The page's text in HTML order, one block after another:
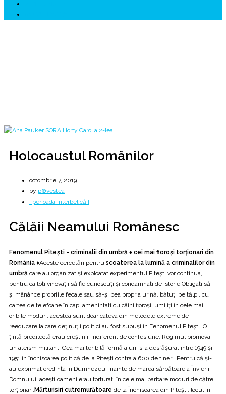
Holocaustul Românilor
octombrie 7, 2019
by p⊕vestea
[ perioada interbelică ]
Călăii Neamului Românesc
Fenomenul Pitești - criminalii din umbră ♦ cei mai fioroşi torţionari din
România ♦Aceste cercetări pentru scoaterea la lumină a criminalilor din
umbră care au organizat şi exploatat experimentul Piteşti vor continua,
pentru ca toţi vinovaţii să fie cunoscuţi şi condamnaţi de istorie.Obligaţi să-
şi mânânce propriile fecale sau să-şi bea propria urină, bătuţi pe tălpi, cu
cartea de telefoane în cap, ameninţaţi cu câini fioroşi, umiliţi în cele mai
oribile moduri, acestea sunt doar câteva din metodele extreme de
reeducare la care deţinuţii politici au fost supuşi în Fenomenul Pitești. O
ţintă predilectă erau creştinii, indiferent de confesiune. Regimul promova
un ateism militant. Cea mai teribilă formă a urii s-a desfăşurat între 1949 şi
1951 în închisoarea politică de la Piteşti contra a 600 de tineri. Pentru că și-
au exprimat credința în Dumnezeu, înainte de marea sărbătoare a Învierii
Domnului, acești oameni erau torturați în cele mai barbare moduri de către
torționari. Mărturisiri cutremurătoare de la Închisoarea din Pitești, locul în